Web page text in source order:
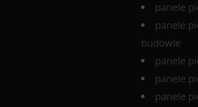
panele
panele
budowle
panele
panele
panele